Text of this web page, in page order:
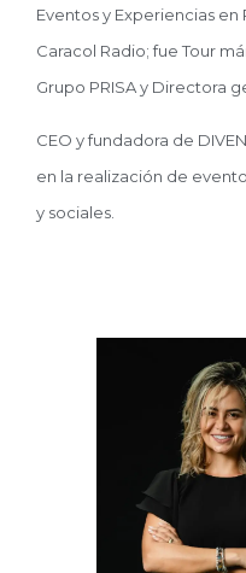
Eventos y Experiencias en
Caracol Radio; fue Tour
Grupo PRISA y Directora
CEO y fundadora de
en la realización de
y sociales.